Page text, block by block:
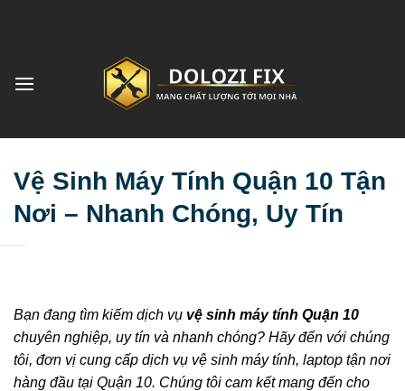
dung
Vệ Sinh Máy Tính Quận 10 Tận
Nơi – Nhanh Chóng, Uy Tín
Bạn đang tìm kiếm dịch vụ vệ sinh máy tính Quận 10
chuyên nghiệp, uy tín và nhanh chóng? Hãy đến với chúng
tôi, đơn vị cung cấp dịch vụ vệ sinh máy tính, laptop tận nơi
hàng đầu tại Quận 10. Chúng tôi cam kết mang đến cho